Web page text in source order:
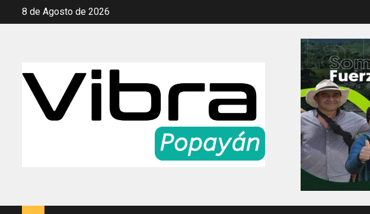
Saltar8 de Agosto de 2026